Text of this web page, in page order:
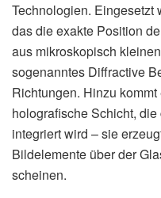
Technologien. Eingesetzt
das die exakte Position
aus mikroskopisch
sogenanntes Diffractive
Richtungen. Hinzu
holografische Schicht,
integriert wird – sie
Bildelemente über der
scheinen.